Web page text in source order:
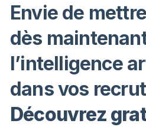
Envie de
dès
l’intelligence
dans vos
Découvrez